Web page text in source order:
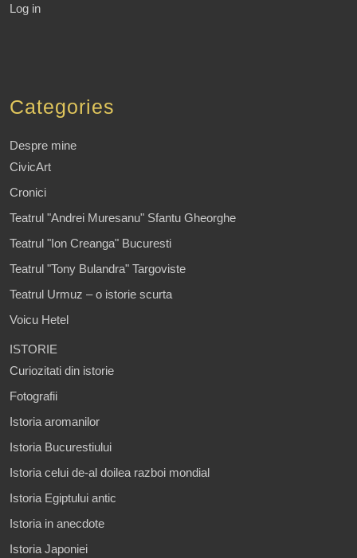
Log in
Categories
Despre mine
CivicArt
Cronici
Teatrul "Andrei Muresanu" Sfantu Gheorghe
Teatrul "Ion Creanga" Bucuresti
Teatrul "Tony Bulandra" Targoviste
Teatrul Urmuz – o istorie scurta
Voicu Hetel
ISTORIE
Curiozitati din istorie
Fotografii
Istoria aromanilor
Istoria Bucurestiului
Istoria celui de-al doilea razboi mondial
Istoria Egiptului antic
Istoria in anecdote
Istoria Japoniei